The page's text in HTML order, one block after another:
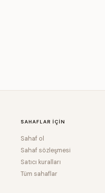
SAHAFLAR IÇIN
Sahaf ol
Sahaf sözleşmesi
Satıcı kuralları
Tüm sahaflar